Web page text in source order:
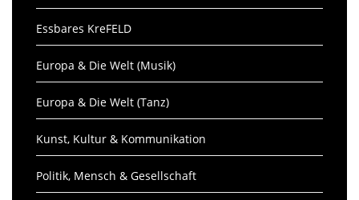
Essbares KreFELD
Europa & Die Welt (Musik)
Europa & Die Welt (Tanz)
Kunst, Kultur & Kommunikation
Politik, Mensch & Gesellschaft